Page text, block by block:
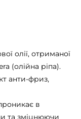
олії, отриманої
(олійна ріпа).
анти-фриз,
в
та зміцнюючи